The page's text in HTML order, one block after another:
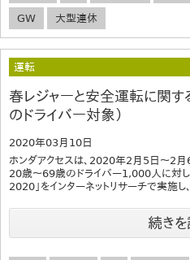
GW 大型連休
運転
春レジャーと安全運転に関
のドライバー対象）
2020年03月10日
ホンダアクセスは、2020年2月5日～2
20歳～69歳のドライバー1,000人に対
2020」をインターネットリサーチで実施
続き